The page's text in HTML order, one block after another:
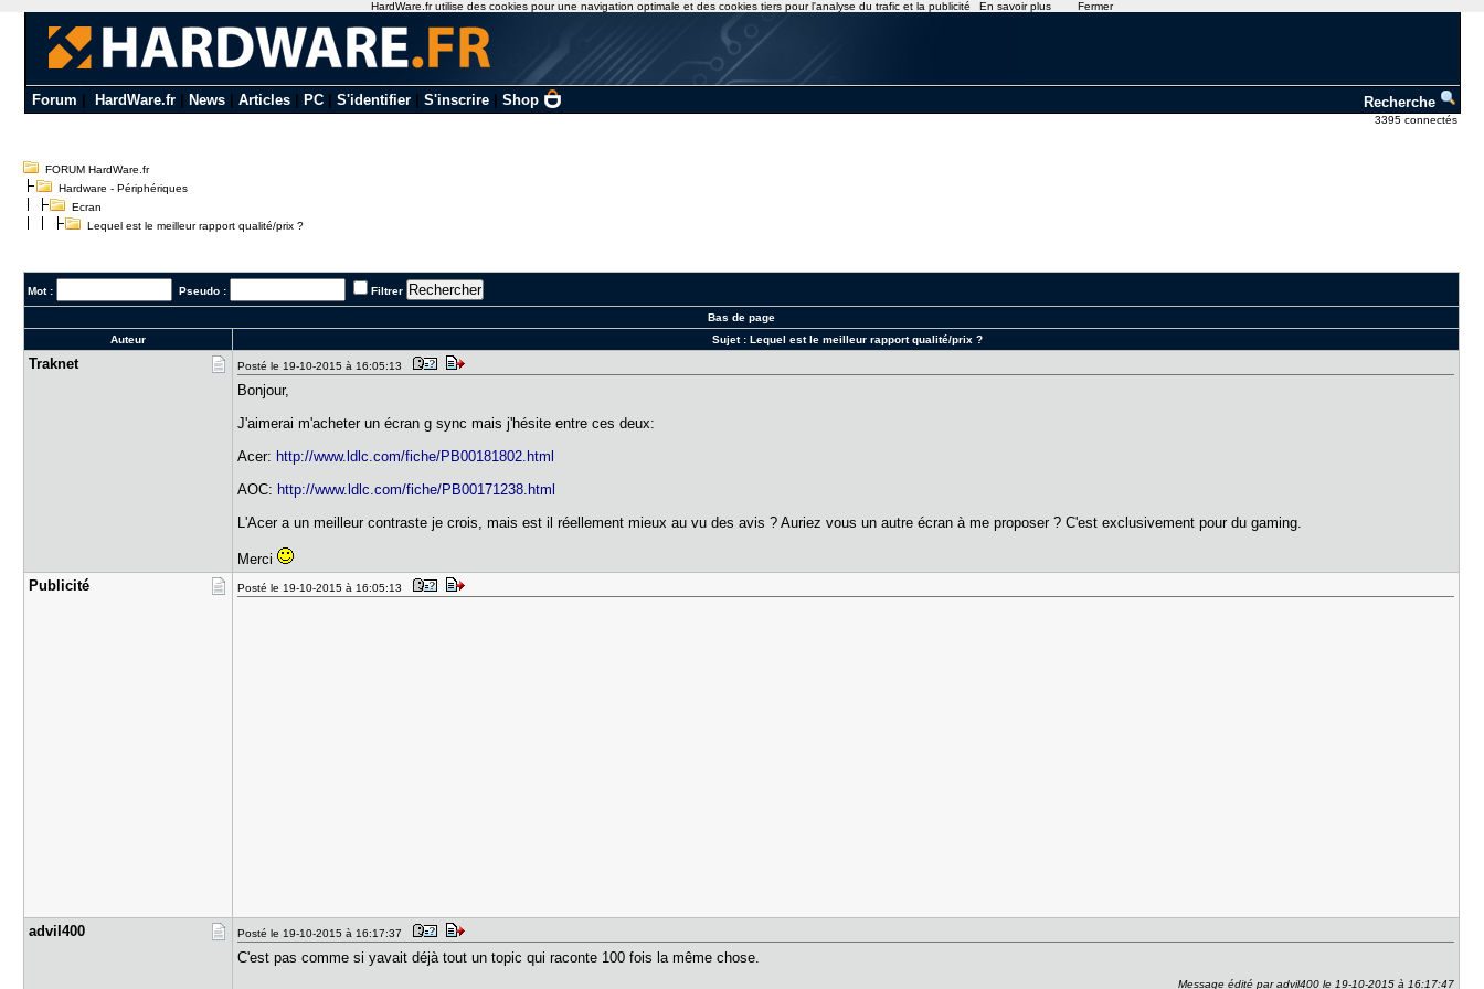
Forum HardWare.fr| News| Articles| PC| S'identifier| S'inscrire| Shop Recherche
3395 connectés
FORUM HardWare.fr
Hardware - Périphériques
Ecran
Lequel est le meilleur rapport qualité/prix ?
Mot : Pseudo : Filtrer
Bas de page
Auteur
Sujet :Lequel est le meilleur rapport qualité/prix ?
Traknet Posté le 19-10-2015 à 16:05:13
Bonjour,
J'aimerai m'acheter un écran g sync mais j'hésite entre ces deux:
Acer: http://www.ldlc.com/fiche/PB00181802.html
AOC: http://www.ldlc.com/fiche/PB00171238.html
L'Acer a un meilleur contraste je crois, mais est il réellement mieux au vu des avis ? Auriez vous un autre écran à me proposer ? C'est exclusivement pour du gaming.
Merci
Publicité
Posté le 19-10-2015 à 16:05:13
advil400 Posté le 19-10-2015 à 16:17:37
C'est pas comme si yavait déjà tout un topic qui raconte 100 fois la même chose.
Message édité par advil400 le 19-10-2015 à 16:17:47
HardWare.fr utilise des cookies pour une navigation optimale et des cookies tiers pour l'analyse du trafic et la publicité En savoir plus Fermer